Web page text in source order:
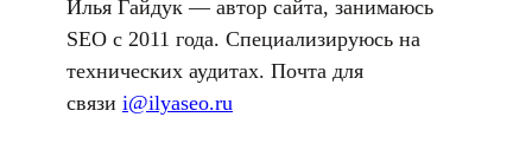
Илья Гайдук — автор сайта, занимаюсь
SEO с 2011 года. Специализируюсь на
технических аудитах. Почта для
связи i@ilyaseo.ru